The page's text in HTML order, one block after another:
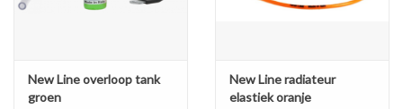
New Line overloop tank
groen
New Line radiateur
elastiek oranje